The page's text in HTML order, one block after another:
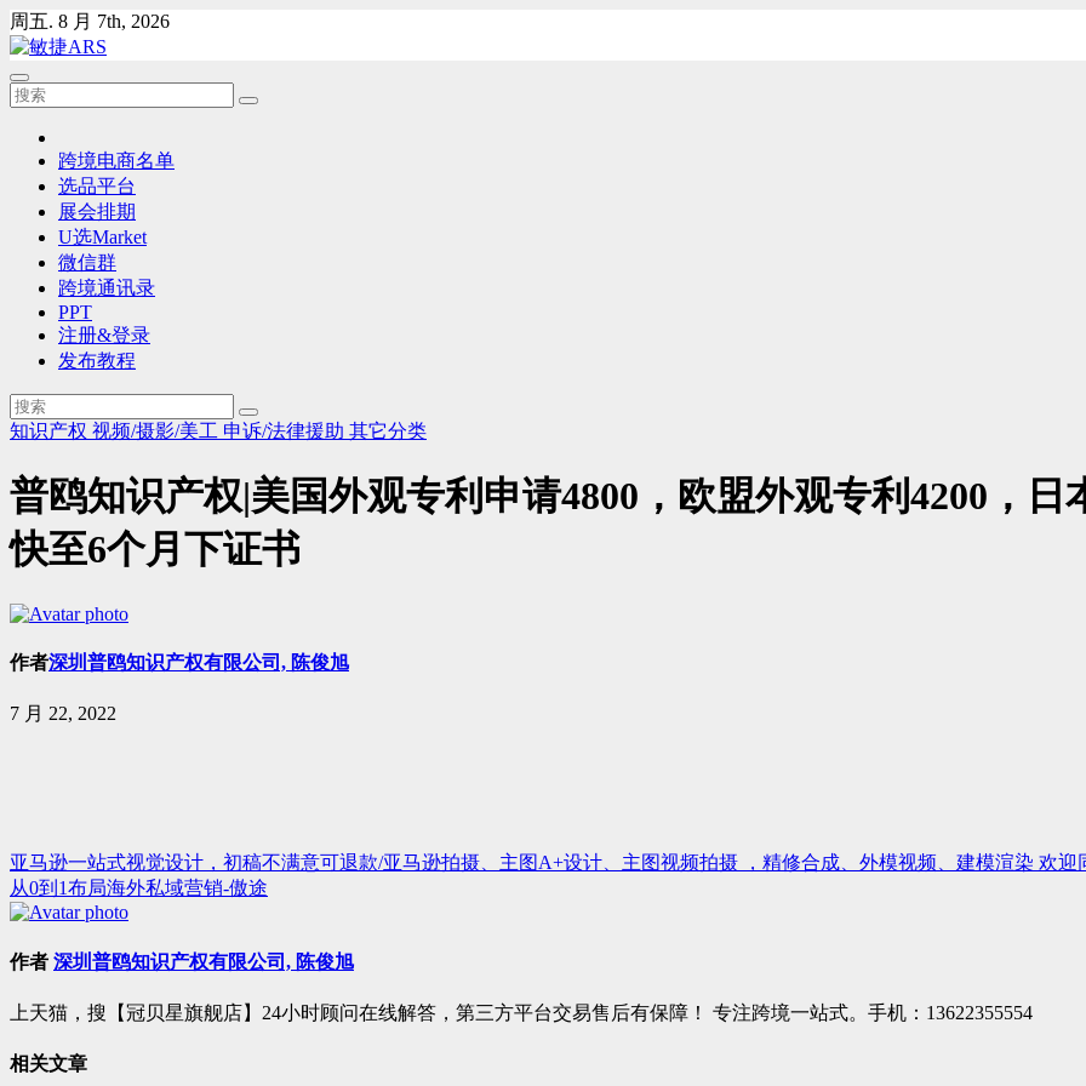
Skip
to
content
周五. 8 月 7th, 2026
跨境电商名单
选品平台
展会排期
U选Market
微信群
跨境通讯录
PPT
注册&登录
发布教程
知识产权 视频/摄影/美工 申诉/法律援助 其它分类
普鸥知识产权|美国外观专利申请4800，欧盟外观专利4200，
快至6个月下证书
作者深圳普鸥知识产权有限公司, 陈俊旭
7 月 22, 2022
文
章
导
亚马逊一站式视觉设计，初稿不满意可退款/亚马逊拍摄、主图A+设计、主图视频拍摄 ，精修合成、外模视频、建模渲染 欢迎
从0到1布局海外私域营销-傲途
作者 深圳普鸥知识产权有限公司, 陈俊旭
上天猫，搜【冠贝星旗舰店】24小时顾问在线解答，第三方平台交易售后有保障！ 专注跨境一站式。手机：13622355554
相关文章